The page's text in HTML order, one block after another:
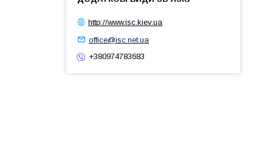
http://www.isc.kiev.ua
office@isc.net.ua
+380974783683